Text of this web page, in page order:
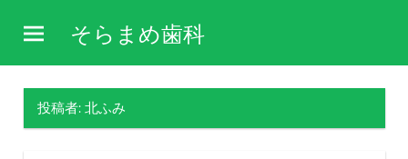
テ
そらまめ歯科
や
病
投稿者: 北ふみ